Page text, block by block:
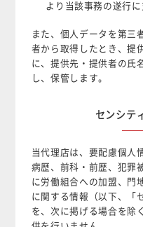
より当該事務の遂行
また、個人データを第三
者から取得したとき、提
に、提供先・提供者の氏
し、保管します。
センシテ
当代理店は、要配慮個人
病歴、前科・前歴、犯罪
に労働組合への加盟、門
に関する情報（以下、「
を、次に掲げる場合を除